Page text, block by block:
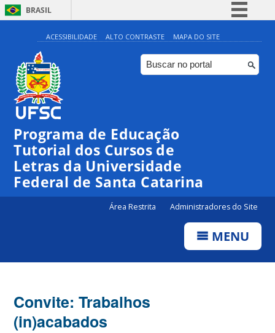
BRASIL
Simplifique!
Comunica BR
Participe
ACESSIBILIDADE ALTO CONTRASTE MAPA DO SITE
Programa de Educação
Tutorial dos Cursos de
Letras da Universidade
Federal de Santa Catarina
Área Restrita Administradores do Site
MENU
Convite: Trabalhos
(in)acabados